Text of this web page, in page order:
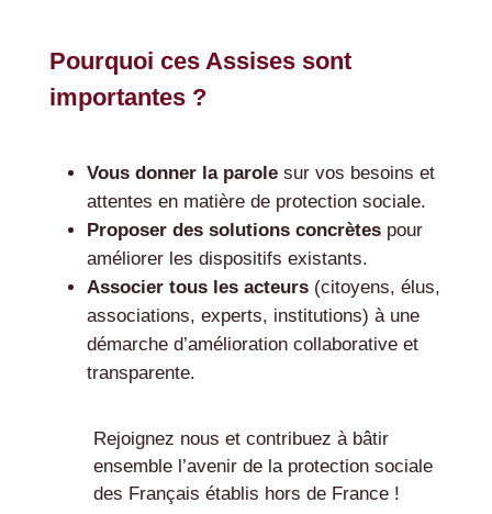
Pourquoi ces Assises sont
importantes ?
Vous donner la parole sur vos besoins et
attentes en matière de protection sociale.
Proposer des solutions concrètes pour
améliorer les dispositifs existants.
Associer tous les acteurs (citoyens, élus,
associations, experts, institutions) à une
démarche d’amélioration collaborative et
transparente.
Rejoignez nous et contribuez à bâtir
ensemble l’avenir de la protection sociale
des Français établis hors de France !